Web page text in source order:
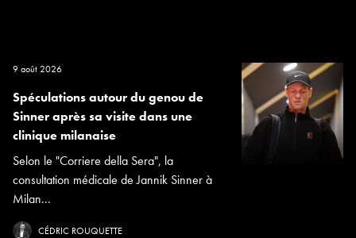
9 août 2026
Spéculations autour du genou de
Sinner après sa visite dans une
clinique milanaise
Selon le "Corriere della Sera", la
consultation médicale de Jannik Sinner à
Milan...
CÉDRIC ROUQUETTE